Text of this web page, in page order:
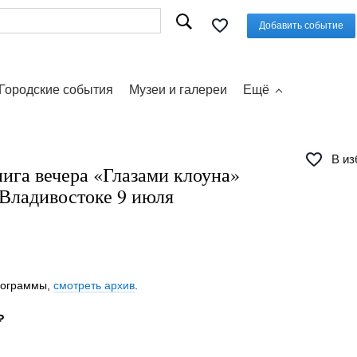
Добавить событие
события Музеи и галереи Ещё
В
вечера «Глазами клоуна»
9 июля
смотреть архив